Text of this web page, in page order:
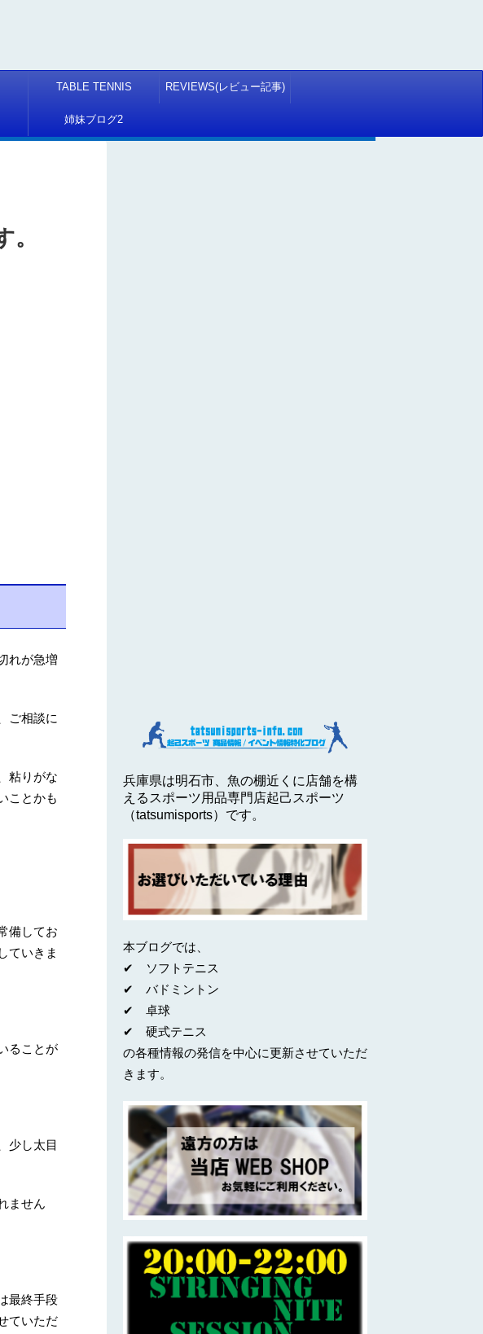
TABLE TENNIS REVIEWS(レビュー記事)
姉妹ブログ2
れが急増
ご相談に
粘りがな
ことかも
備してお
ていきま
ることが
少し太目
ません
最終手段
ていただ
兵庫県は明石市、魚の棚近くに店舗を構
えるスポーツ用品専門店起己スポーツ
（tatsumisports）です。
本ブログでは、
✔ ソフトテニス
✔ バドミントン
✔ 卓球
✔ 硬式テニス
の各種情報の発信を中心に更新させていただ
きます。